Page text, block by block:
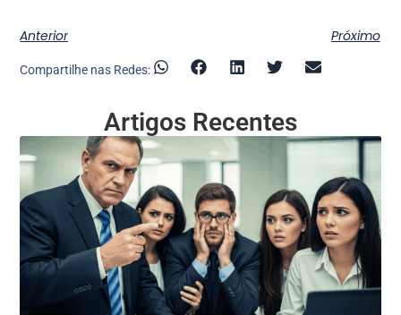
Anterior Próximo
Compartilhe nas Redes:
Artigos Recentes